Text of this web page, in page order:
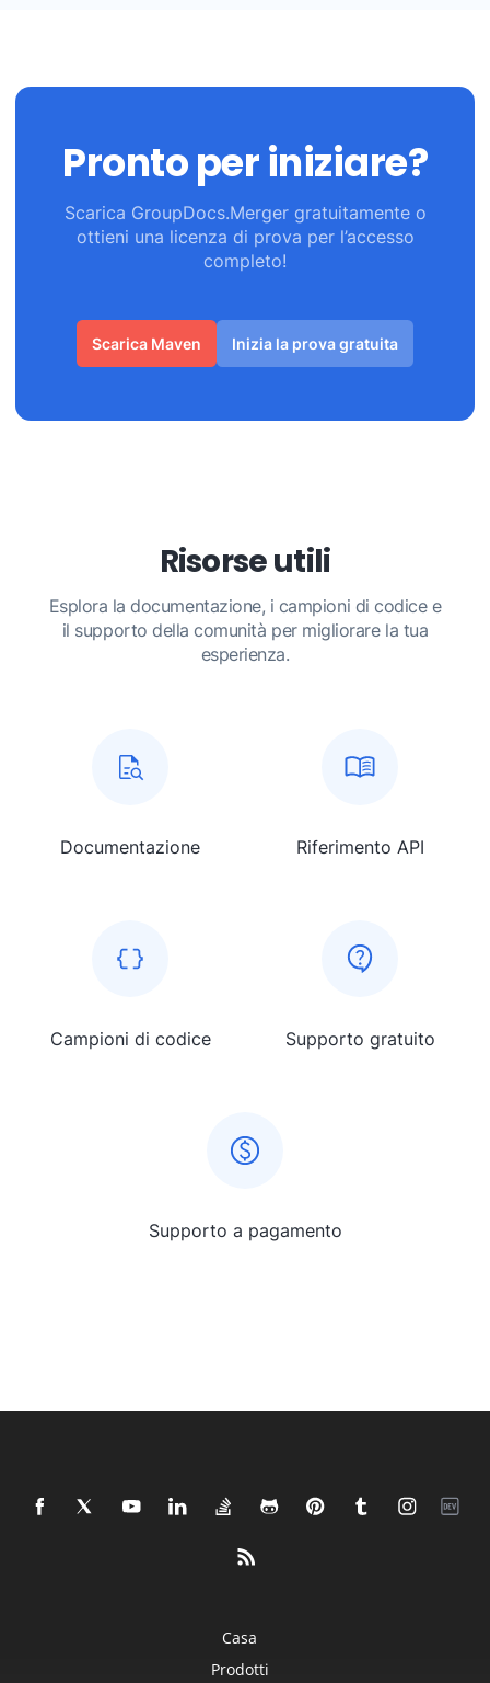
Pronto per iniziare?
Scarica GroupDocs.Merger gratuitamente o
ottieni una licenza di prova per l’accesso
completo!
Scarica Maven Inizia la prova gratuita
Risorse utili
Esplora la documentazione, i campioni di codice e
il supporto della comunità per migliorare la tua
esperienza.
Documentazione Riferimento API
Campioni di codice Supporto gratuito
Supporto a pagamento
Casa
Prodotti